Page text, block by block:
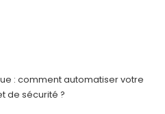
: comment automatiser votre
de sécurité ?